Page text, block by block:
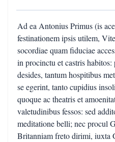
Ad ea Antonius Primus (is
festinationem ipsis utilem,
socordiae quam fiduciae
in procinctu et castris
desides, tantum hospitibus
se egerint, tanto cupidius
quoque ac theatris et
valetudinibus fessos: sed
meditatione belli; nec procul
Britanniam freto dirimi, iuxta